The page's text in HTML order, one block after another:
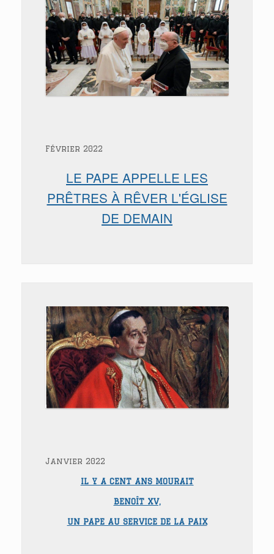
Février 2022
LE PAPE APPELLE LES
PRÊTRES À RÊVER L'ÉGLISE
DE DEMAIN
Janvier 2022
IL Y A CENT ANS MOURAIT
BENOÎT XV,
UN PAPE AU SERVICE DE LA PAIX